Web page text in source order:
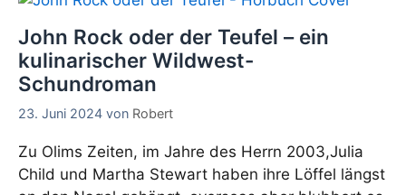
John Rock oder der Teufel – ein
kulinarischer Wildwest-
Schundroman
23. Juni 2024 von Robert
Zu Olims Zeiten, im Jahre des Herrn 2003,Julia
Child und Martha Stewart haben ihre Löffel längst